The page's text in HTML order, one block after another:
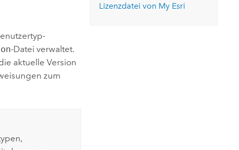
-Datei verwaltet.
aktuelle Version
zum
Lizenzdatei von My Esri